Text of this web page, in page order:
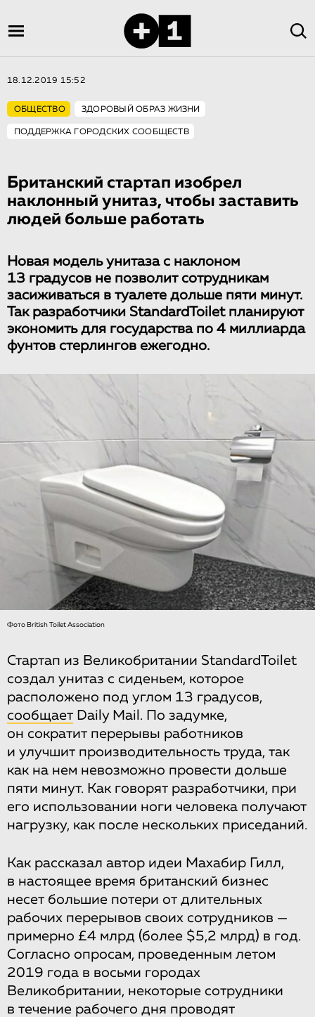
18.12.2019 15:52
ОБЩЕСТВО ЗДОРОВЫЙ ОБРАЗ ЖИЗНИ
ПОДДЕРЖКА ГОРОДСКИХ СООБЩЕСТВ
Британский стартап изобрел
наклонный унитаз, чтобы заставить
людей больше работать
Новая модель унитаза с наклоном
13 градусов не позволит сотрудникам
засиживаться в туалете дольше пяти минут.
Так разработчики StandardToilet планируют
экономить для государства по 4 миллиарда
фунтов стерлингов ежегодно.
Фото British Toilet Association
Стартап из Великобритании StandardToilet
создал унитаз с сиденьем, которое
расположено под углом 13 градусов,
сообщает Daily Mail. По задумке,
он сократит перерывы работников
и улучшит производительность труда, так
как на нем невозможно провести дольше
пяти минут. Как говорят разработчики, при
его использовании ноги человека получают
нагрузку, как после нескольких приседаний.
Как рассказал автор идеи Махабир Гилл,
в настоящее время британский бизнес
несет большие потери от длительных
рабочих перерывов своих сотрудников —
примерно £4 млрд (более $5,2 млрд) в год.
Согласно опросам, проведенным летом
2019 года в восьми городах
Великобритании, некоторые сотрудники
в течение рабочего дня проводят